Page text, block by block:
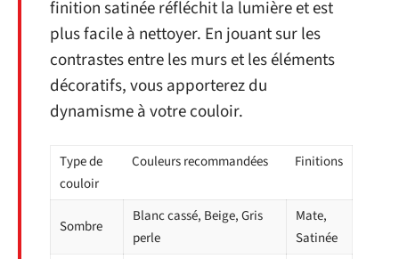
finition satinée réfléchit la lumière et est
plus facile à nettoyer. En jouant sur les
contrastes entre les murs et les éléments
décoratifs, vous apporterez du
dynamisme à votre couloir.
Type de
couloir
Couleurs recommandées Finitions
Sombre
Blanc cassé, Beige, Gris
perle
Mate,
Satinée